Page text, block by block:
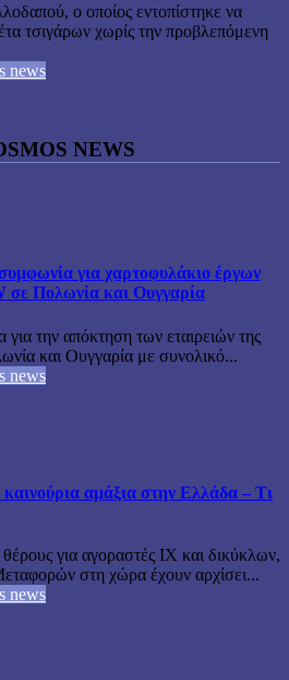
ο οποίος εντοπίστηκε να
τσιγάρων χωρίς την προβλεπόμενη
news
NEWS
για χαρτοφυλάκιο έργων
Πολωνία και Ουγγαρία
την απόκτηση των εταιρειών της
και Ουγγαρία με συνολικό...
news
αμάξια στην Ελλάδα – Τι
για αγοραστές ΙΧ και δικύκλων,
στη χώρα έχουν αρχίσει...
news